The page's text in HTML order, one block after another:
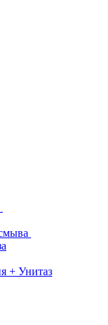
+ Унитаз